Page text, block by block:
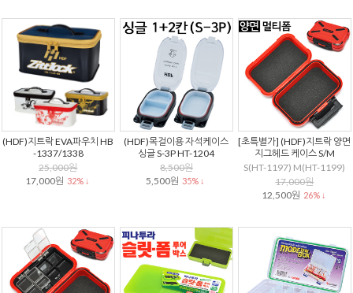
(HDF)지트락 EVA파우치 HB
-1337/1338
25,000원
17,000원 32% ↓
(HDF)목걸이용 자석케이스
싱글 S-3P HT-1204
8,500원
5,500원 35% ↓
[초특별가] (HDF)지트락 양면
지그헤드 케이스 S/M
S(HT-1197) M(HT-1199)
17,000원
12,500원 26% ↓